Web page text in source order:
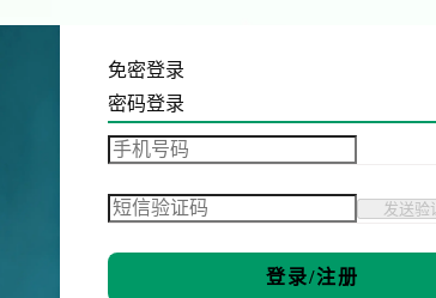
免密登录
密码登录
发送验
登录/注册